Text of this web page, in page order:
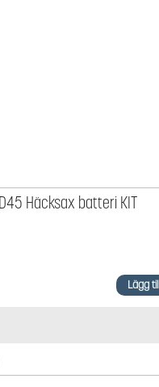
Häcksax batteri KIT
Lägg